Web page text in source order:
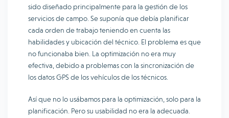
sido diseñado principalmente para la gestión de los
servicios de campo. Se suponía que debía planificar
cada orden de trabajo teniendo en cuenta las
habilidades y ubicación del técnico. El problema es que
no funcionaba bien. La optimización no era muy
efectiva, debido a problemas con la sincronización de
los datos GPS de los vehículos de los técnicos.
Así que no lo usábamos para la optimización, solo para la
planificación. Pero su usabilidad no era la adecuada.